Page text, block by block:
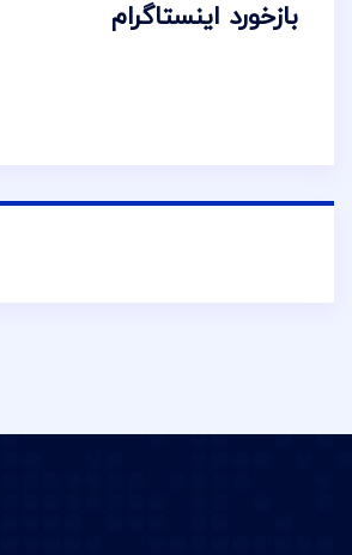
بازخورد اینستاگرام